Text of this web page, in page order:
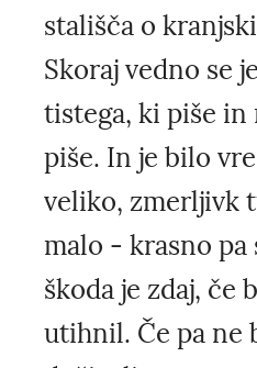
stališča o
Skoraj vedno se
tistega, ki piše
piše. In je bilo
veliko, zmerljivk
malo - krasno pa
škoda je zdaj, če
utihnil. Če pa ne